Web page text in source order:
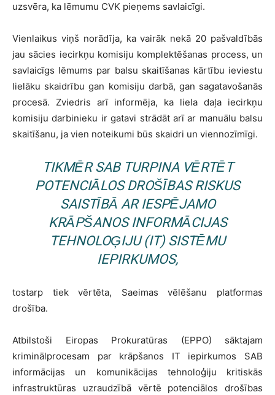
uzsvēra, ka lēmumu CVK pieņems savlaicīgi.
Vienlaikus viņš norādīja, ka vairāk nekā 20 pašvaldībās
jau sācies iecirkņu komisiju komplektēšanas process, un
savlaicīgs lēmums par balsu skaitīšanas kārtību ieviestu
lielāku skaidrību gan komisiju darbā, gan sagatavošanās
procesā. Zviedris arī informēja, ka liela daļa iecirkņu
komisiju darbinieku ir gatavi strādāt arī ar manuālu balsu
skaitīšanu, ja vien noteikumi būs skaidri un viennozīmīgi.
TIKMĒR SAB TURPINA VĒRTĒT
POTENCIĀLOS DROŠĪBAS RISKUS
SAISTĪBĀ AR IESPĒJAMO
KRĀPŠANOS INFORMĀCIJAS
TEHNOLOĢIJU (IT) SISTĒMU
IEPIRKUMOS,
tostarp tiek vērtēta, Saeimas vēlēšanu platformas
drošība.
Atbilstoši Eiropas Prokuratūras (EPPO) sāktajam
kriminālprocesam par krāpšanos IT iepirkumos SAB
informācijas un komunikācijas tehnoloģiju kritiskās
infrastruktūras uzraudzībā vērtē potenciālos drošības